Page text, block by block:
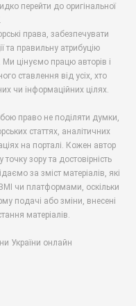
перейти до оригінальної
права, забезпечувати
та правильну атрибуцію
цінуємо працю авторів і
ставлення від усіх, хто
чи інформаційних цілях.
право не поділяти думки,
статтях, аналітичних
на порталі. Кожен автор
зору та достовірність
за зміст матеріалів, які
чи платформами, оскільки
подачі або зміни, внесені
матеріалів.
України онлайн